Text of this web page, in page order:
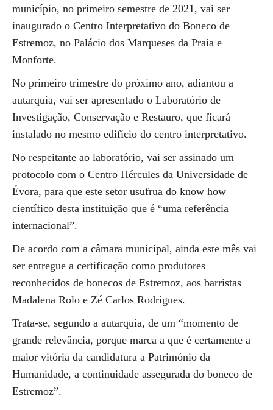
município, no primeiro semestre de 2021, vai ser
inaugurado o Centro Interpretativo do Boneco de
Estremoz, no Palácio dos Marqueses da Praia e
Monforte.
No primeiro trimestre do próximo ano, adiantou a
autarquia, vai ser apresentado o Laboratório de
Investigação, Conservação e Restauro, que ficará
instalado no mesmo edifício do centro interpretativo.
No respeitante ao laboratório, vai ser assinado um
protocolo com o Centro Hércules da Universidade de
Évora, para que este setor usufrua do know how
científico desta instituição que é “uma referência
internacional”.
De acordo com a câmara municipal, ainda este mês vai
ser entregue a certificação como produtores
reconhecidos de bonecos de Estremoz, aos barristas
Madalena Rolo e Zé Carlos Rodrigues.
Trata-se, segundo a autarquia, de um “momento de
grande relevância, porque marca a que é certamente a
maior vitória da candidatura a Património da
Humanidade, a continuidade assegurada do boneco de
Estremoz”.